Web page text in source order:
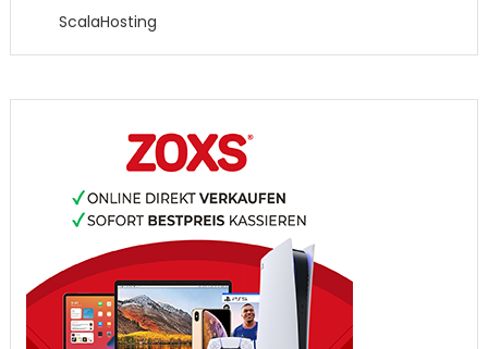
ScalaHosting